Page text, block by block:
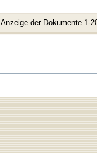
Anzeige der Dokumente 1-